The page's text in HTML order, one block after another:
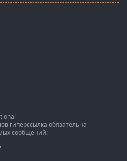
гиперссылка обязательна
сообщений: